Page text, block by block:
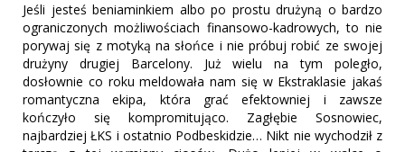
Jeśli jesteś beniaminkiem albo po prostu drużyną o bardzo
ograniczonych możliwościach finansowo-kadrowych, to nie
porywaj się z motyką na słońce i nie próbuj robić ze swojej
drużyny drugiej Barcelony. Już wielu na tym poległo,
dosłownie co roku meldowała nam się w Ekstraklasie jakaś
romantyczna ekipa, która grać efektowniej i zawsze
kończyło się kompromitująco. Zagłębie Sosnowiec,
najbardziej ŁKS i ostatnio Podbeskidzie… Nikt nie wychodził z